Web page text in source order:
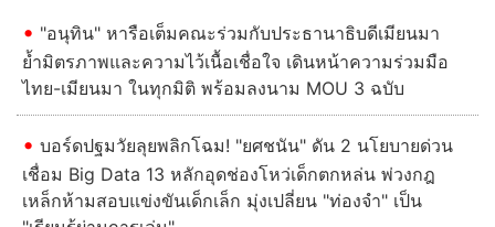
"อนุทิน" หารือเต็มคณะร่วมกับประธานาธิบดีเมียนมา
ย้ำมิตรภาพและความไว้เนื้อเชื่อใจ เดินหน้าความร่วมมือ
ไทย-เมียนมา ในทุกมิติ พร้อมลงนาม MOU 3 ฉบับ